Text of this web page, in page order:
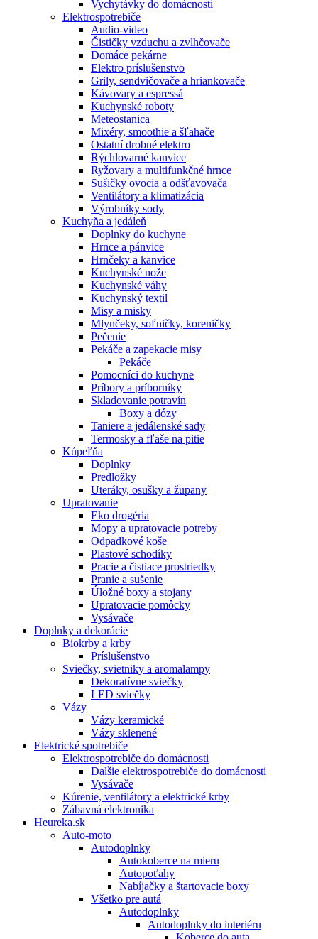
Vychytávky do domácnosti
Elektrospotrebiče
Audio-video
Čističky vzduchu a zvlhčovače
Domáce pekárne
Elektro príslušenstvo
Grily, sendvičovače a hriankovače
Kávovary a espressá
Kuchynské roboty
Meteostanica
Mixéry, smoothie a šľahače
Ostatní drobné elektro
Rýchlovarné kanvice
Ryžovary a multifunkčné hrnce
Sušičky ovocia a odšťavovača
Ventilátory a klimatizácia
Výrobníky sody
Kuchyňa a jedáleň
Doplnky do kuchyne
Hrnce a pánvice
Hrnčeky a kanvice
Kuchynské nože
Kuchynské váhy
Kuchynský textil
Misy a misky
Mlynčeky, soľničky, koreničky
Pečenie
Pekáče a zapekacie misy
Pekáče
Pomocníci do kuchyne
Príbory a príborníky
Skladovanie potravín
Boxy a dózy
Taniere a jedálenské sady
Termosky a fľaše na pitie
Kúpeľňa
Doplnky
Predložky
Uteráky, osušky a župany
Upratovanie
Eko drogéria
Mopy a upratovacie potreby
Odpadkové koše
Plastové schodíky
Pracie a čistiace prostriedky
Pranie a sušenie
Úložné boxy a stojany
Upratovacie pomôcky
Vysávače
Doplnky a dekorácie
Biokrby a krby
Príslušenstvo
Sviečky, svietniky a aromalampy
Dekoratívne sviečky
LED sviečky
Vázy
Vázy keramické
Vázy sklenené
Elektrické spotrebiče
Elektrospotrebiče do domácnosti
Dalšie elektrospotrebiče do domácnosti
Vysávače
Kúrenie, ventilátory a elektrické krby
Zábavná elektronika
Heureka.sk
Auto-moto
Autodoplnky
Autokoberce na mieru
Autopoťahy
Nabíjačky a štartovacie boxy
Všetko pre autá
Autodoplnky
Autodoplnky do interiéru